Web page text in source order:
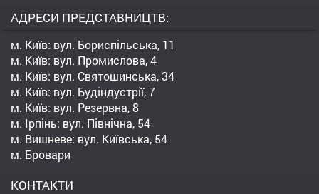
АДРЕСИ ПРЕДСТАВНИЦТВ:
м. Київ: вул. Бориспільська, 11
м. Київ: вул. Промислова, 4
м. Київ: вул. Святошинська, 34
м. Київ: вул. Будіндустрії, 7
м. Київ: вул. Резервна, 8
м. Ірпінь: вул. Північна, 54
м. Вишневе: вул. Київська, 54
м. Бровари
КОНТАКТИ